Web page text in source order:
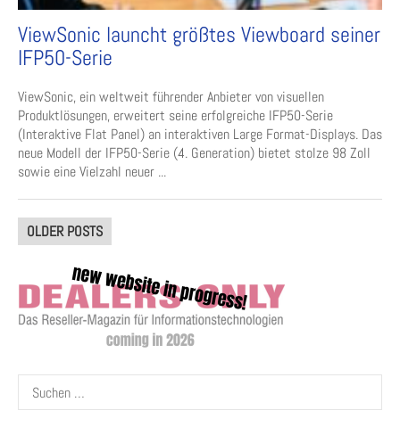
ViewSonic launcht größtes Viewboard seiner
IFP50-Serie
ViewSonic, ein weltweit führender Anbieter von visuellen
Produktlösungen, erweitert seine erfolgreiche IFP50-Serie
(Interaktive Flat Panel) an interaktiven Large Format-Displays. Das
neue Modell der IFP50-Serie (4. Generation) bietet stolze 98 Zoll
sowie eine Vielzahl neuer ...
Posts
navigation
OLDER POSTS
Suchen
nach: